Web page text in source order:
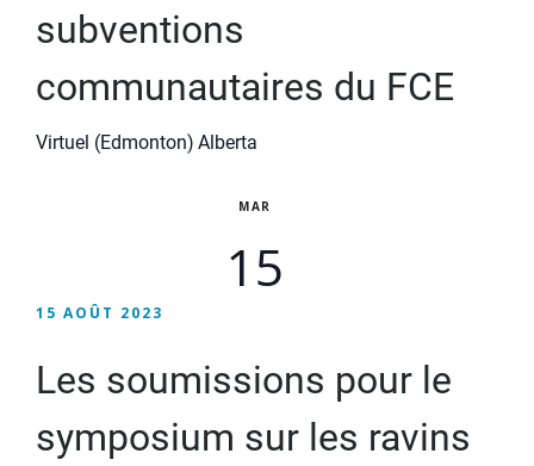
subventions
communautaires du FCE
Virtuel (Edmonton)Alberta
MAR
15
Les soumissions pour le
symposium sur les ravins
15 AOÛT 2023